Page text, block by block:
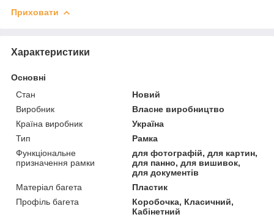
Приховати
Характеристики
Основні
Стан
Новий
Виробник
Власне виробництво
Країна виробник
Україна
Тип
Рамка
Функціональне
призначення рамки
для фотографій, для картин,
для панно, для вишивок,
для документів
Матеріал багета
Пластик
Профіль багета
Коробочка, Класичний,
Кабінетний